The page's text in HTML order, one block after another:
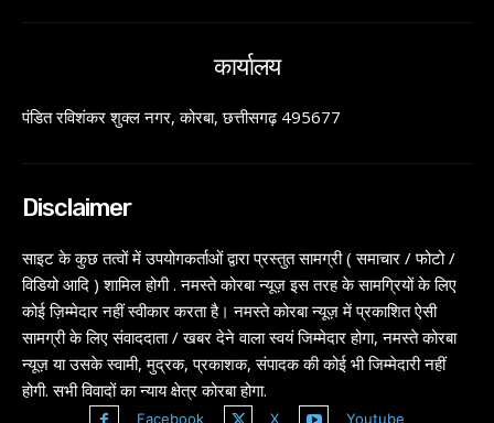
कार्यालय
पंडित रविशंकर शुक्ल नगर, कोरबा, छत्तीसगढ़ 495677
Disclaimer
साइट के कुछ तत्वों में उपयोगकर्ताओं द्वारा प्रस्तुत सामग्री ( समाचार / फोटो /
विडियो आदि ) शामिल होगी . नमस्ते कोरबा न्यूज़ इस तरह के सामग्रियों के लिए
कोई ज़िम्मेदार नहीं स्वीकार करता है। नमस्ते कोरबा न्यूज़ में प्रकाशित ऐसी
सामग्री के लिए संवाददाता / खबर देने वाला स्वयं जिम्मेदार होगा, नमस्ते कोरबा
न्यूज़ या उसके स्वामी, मुद्रक, प्रकाशक, संपादक की कोई भी जिम्मेदारी नहीं
होगी. सभी विवादों का न्याय क्षेत्र कोरबा होगा.
Facebook X Youtube